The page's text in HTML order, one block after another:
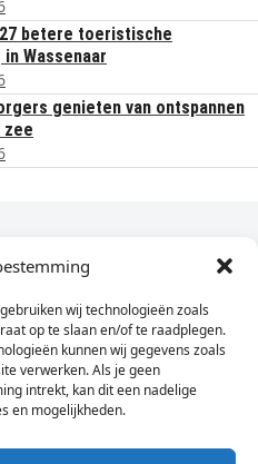
wij technologieën zoals
op te slaan en/of te raadplegen.
kunnen wij gegevens zoals
verwerken. Als je geen
intrekt, kan dit een nadelige
en mogelijkheden.
betere toeristische
Wassenaar
genieten van ontspannen
zee
nieuws in je e-mail?
Up